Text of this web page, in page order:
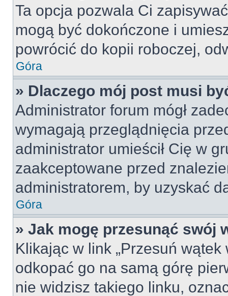
Ta opcja pozwala Ci
mogą być dokończone i
powrócić do kopii roboczej,
Góra
» Dlaczego mój post musi
Administrator forum mógł
wymagają przeglądnięcia
administrator umieścił Cię w
zaakceptowane przed
administratorem, by uzyskać
Góra
» Jak mogę przesunąć swój
Klikając w link „Przesuń
odkopać go na samą górę
nie widzisz takiego linku,